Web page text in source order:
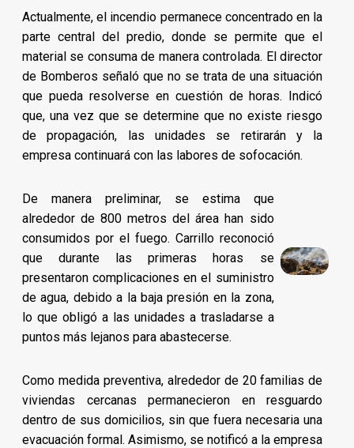
Actualmente, el incendio permanece concentrado en la
parte central del predio, donde se permite que el
material se consuma de manera controlada. El director
de Bomberos señaló que no se trata de una situación
que pueda resolverse en cuestión de horas. Indicó
que, una vez que se determine que no existe riesgo
de propagación, las unidades se retirarán y la
empresa continuará con las labores de sofocación.
De manera preliminar, se estima que
alrededor de 800 metros del área han sido
consumidos por el fuego. Carrillo reconoció
que durante las primeras horas se
presentaron complicaciones en el suministro
de agua, debido a la baja presión en la zona,
lo que obligó a las unidades a trasladarse a
puntos más lejanos para abastecerse.
Como medida preventiva, alrededor de 20 familias de
viviendas cercanas permanecieron en resguardo
dentro de sus domicilios, sin que fuera necesaria una
evacuación formal. Asimismo, se notificó a la empresa